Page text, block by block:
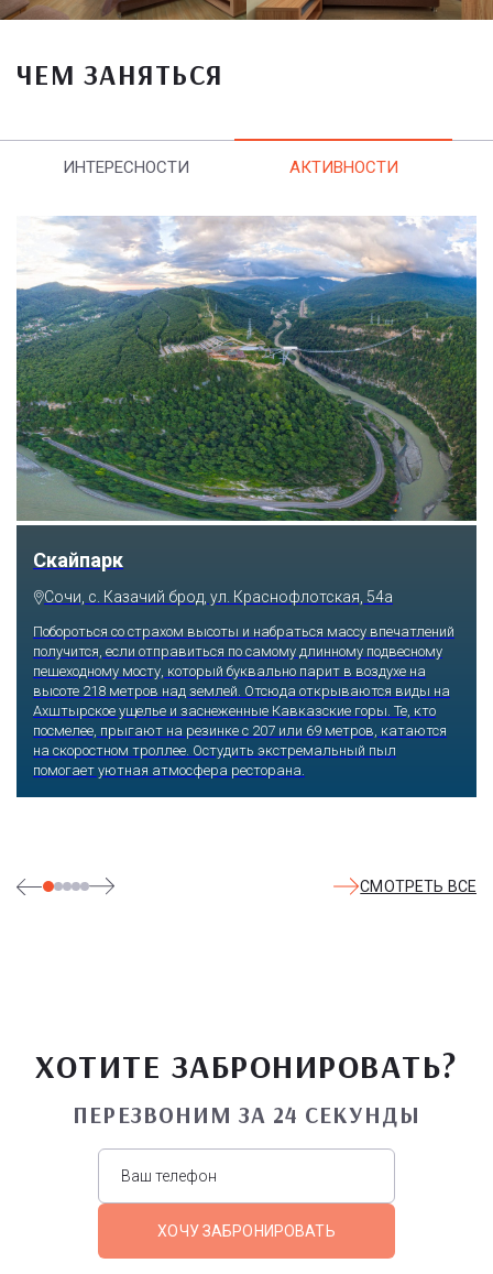
ЧЕМ ЗАНЯТЬСЯ
ИНТЕРЕСНОСТИ АКТИВНОСТИ
Парк «Ривьера»
Сочи, ул. Егорова, 1/6, микрорайон Центральный
Куда бы ни упал взгляд человека, он обязательно увидит здесь
что-то интересное, достойное занять значительное место в его
памяти и сердце. В парке множество привлекательных
скульптур, он всегда утопает в зелени и цветах. Не сосчитать
детских радостей: горок, каруселей, различных аттракционов.
Здесь комфортно заниматься спортом: есть теннисные корты и
уличные тренажеры.
СМОТРЕТЬ ВСЕ
ХОТИТЕ ЗАБРОНИРОВАТЬ?
ПЕРЕЗВОНИМ ЗА 24 СЕКУНДЫ
ХОЧУ ЗАБРОНИРОВАТЬ